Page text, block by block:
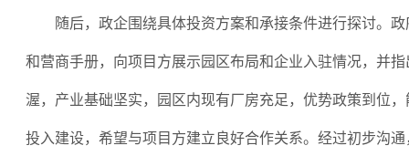
随后，政企围绕具体投资方案和承接条件进行探讨。政
和营商手册，向项目方展示园区布局和企业入驻情况，并
渥，产业基础坚实，园区内现有厂房充足，优势政策到位
投入建设，希望与项目方建立良好合作关系。经过初步沟